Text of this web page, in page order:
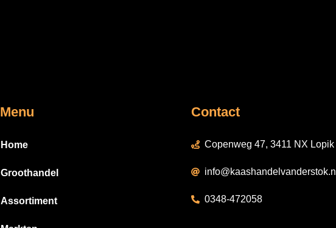
Menu
Home
Groothandel
Assortiment
Contact
Copenweg 47, 3411 NX Lopik
info@kaashandelvanderstok.nl
0348-472058